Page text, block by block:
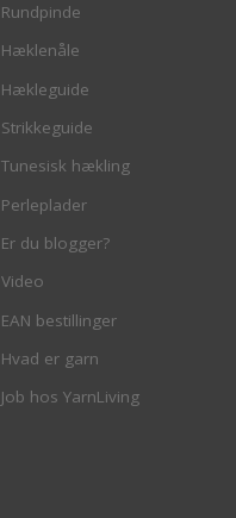
Rundpinde
Hæklenåle
Hækleguide
Strikkeguide
Tunesisk hækling
Perleplader
Er du blogger?
Video
EAN bestillinger
Hvad er garn
Job hos YarnLiving